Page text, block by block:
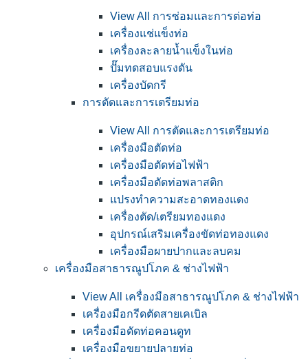
View All การซ่อมและการต่อท่อ
เครื่องแช่แข็งท่อ
เครื่องละลายน้ำแข็งในท่อ
ปั๊มทดสอบแรงดัน
เครื่องบัดกรี
การตัดและการเตรียมท่อ
View All การตัดและการเตรียมท่อ
เครื่องมือตัดท่อ
เครื่องมือตัดท่อไฟฟ้า
เครื่องมือตัดท่อพลาสติก
แปรงทำความสะอาดทองแดง
เครื่องตัด/เตรียมทองแดง
อุปกรณ์เสริมเครื่องขัดท่อทองแดง
เครื่องมือผายปากและลบคม
เครื่องมือสาธารณูปโภค & ช่างไฟฟ้า
View All เครื่องมือสาธารณูปโภค & ช่างไฟฟ้า
เครื่องมือกรีดตัดสายเคเบิล
เครื่องมือดัดท่อคอนดูท
เครื่องมือขยายปลายท่อ